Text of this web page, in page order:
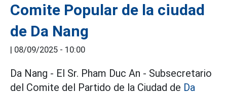
Comite Popular de la ciudad
de Da Nang
| 08/09/2025 - 10:00
Da Nang - El Sr. Pham Duc An - Subsecretario
del Comite del Partido de la Ciudad de Da